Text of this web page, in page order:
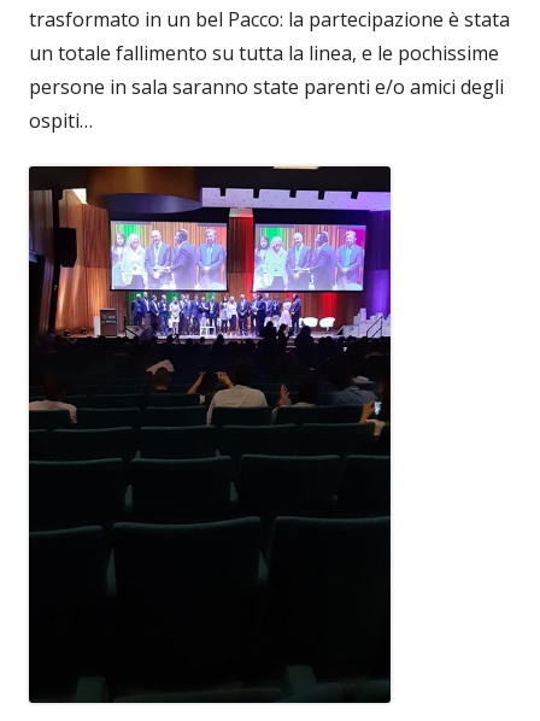
trasformato in un bel Pacco: la partecipazione è stata
un totale fallimento su tutta la linea, e le pochissime
persone in sala saranno state parenti e/o amici degli
ospiti…